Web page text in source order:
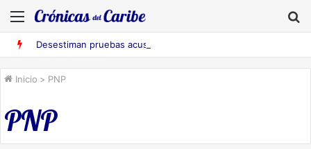
Menú
Inicio > PNP
PNP